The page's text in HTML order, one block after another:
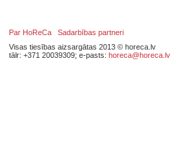
Par HoReCa
Sadarbības partneri
Visas tiesības aizsargātas 2013 © horeca.lv
tālr: +371 20039309; e-pasts: horeca@horeca.lv